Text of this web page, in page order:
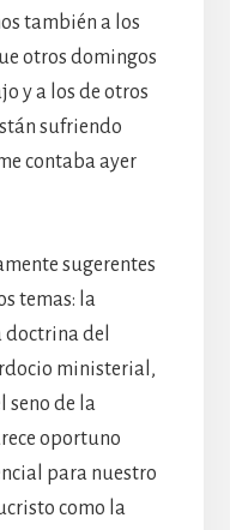
también a los
otros domingos
y a los de otros
sufriendo
contaba ayer
sugerentes
temas: la
del
ministerial,
seno de la
oportuno
para nuestro
como la